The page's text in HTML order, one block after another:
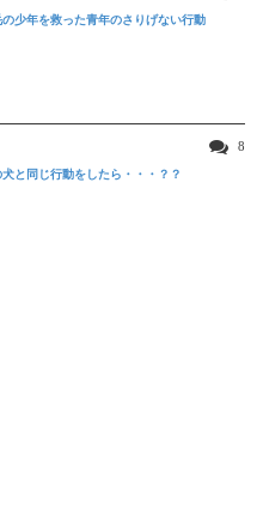
少年を救った青年のさりげない行動
8
と同じ行動をしたら・・・？？